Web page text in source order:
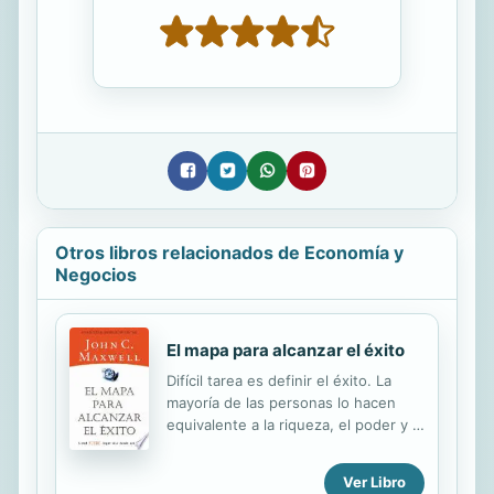
Otros libros relacionados de Economía y
Negocios
El mapa para alcanzar el éxito
Difícil tarea es definir el éxito. La
mayoría de las personas lo hacen
equivalente a la riqueza, el poder y la
es algo que uno adquiere o logra.
Ver Libro